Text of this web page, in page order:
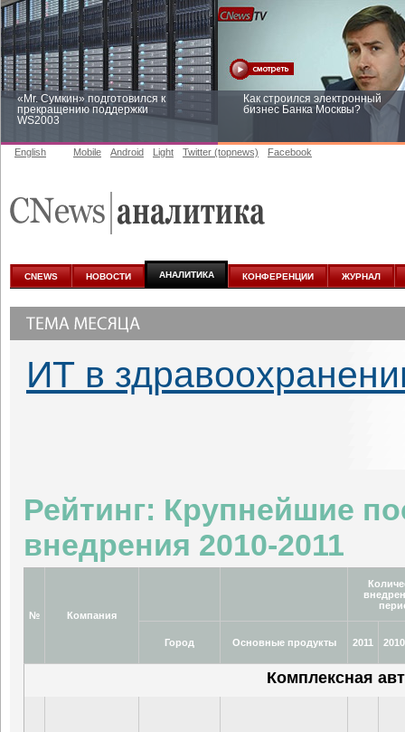
«Mr. Сумкин» подготовился к
прекращению поддержки
WS2003
Как строился электронный
бизнес Банка Москвы?
аналитике
English Mobile Android Light Twitter (topnews) Facebook
CNEWS НОВОСТИ АНАЛИТИКА КОНФЕРЕНЦИИ ЖУРНАЛ
ИТ в
Рейтинг: Крупнейшие
внедрения 2010-2011
№ Компания
Город Основные продукты 2011 2010
Комплексная